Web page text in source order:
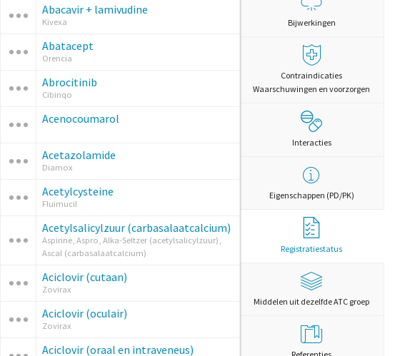
Abacavir + lamivudine
Kivexa
Abatacept
Orencia
Abrocitinib
Cibinqo
Acenocoumarol
Acetazolamide
Diamox
Acetylcysteine
Fluimucil
Acetylsalicylzuur (carbasalaatcalcium)
Aspirine, Aspro, Alka-Seltzer (acetylsalicylzuur),
Ascal (carbasalaatcalcium)
Aciclovir (cutaan)
Zovirax
Aciclovir (oculair)
Zovirax
Aciclovir (oraal en intraveneus)
Bijwerkingen
Contraindicaties
Waarschuwingen en voorzorgen
Interacties
Eigenschappen (PD/PK)
Registratiestatus
Middelen uit dezelfde ATC groep